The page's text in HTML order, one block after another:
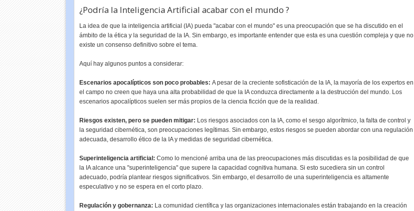
¿Podría la Inteligencia Artificial acabar con el mundo ?
La idea de que la inteligencia artificial (IA) pueda "acabar con el mundo" es una preocupación que se ha discutido en el
ámbito de la ética y la seguridad de la IA. Sin embargo, es importante entender que esta es una cuestión compleja y que no
existe un consenso definitivo sobre el tema.
Aquí hay algunos puntos a considerar:
Escenarios apocalípticos son poco probables: A pesar de la creciente sofisticación de la IA, la mayoría de los expertos en
el campo no creen que haya una alta probabilidad de que la IA conduzca directamente a la destrucción del mundo. Los
escenarios apocalípticos suelen ser más propios de la ciencia ficción que de la realidad.
Riesgos existen, pero se pueden mitigar: Los riesgos asociados con la IA, como el sesgo algorítmico, la falta de control y
la seguridad cibernética, son preocupaciones legítimas. Sin embargo, estos riesgos se pueden abordar con una regulación
adecuada, desarrollo ético de la IA y medidas de seguridad cibernética.
Superinteligencia artificial: Como lo mencioné arriba una de las preocupaciones más discutidas es la posibilidad de que
la IA alcance una "superinteligencia" que supere la capacidad cognitiva humana. Si esto sucediera sin un control
adecuado, podría plantear riesgos significativos. Sin embargo, el desarrollo de una superinteligencia es altamente
especulativo y no se espera en el corto plazo.
Regulación y gobernanza: La comunidad científica y las organizaciones internacionales están trabajando en la creación